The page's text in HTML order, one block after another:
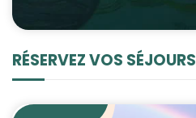
RÉSERVEZ VOS SÉJOURS